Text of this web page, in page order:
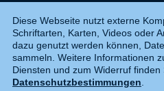
Datenschutz
Shop
Widerruf
Diese Webseite nutzt externe
Schriftarten, Karten, Videos oder
dazu genutzt werden können,
sammeln. Weitere Informationen
Diensten und zum Widerruf finden
Datenschutzbestimmungen.